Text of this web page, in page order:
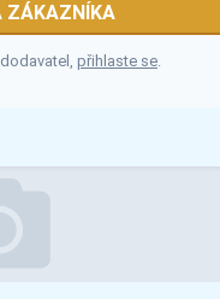
ZÁKAZNÍKA
přihlaste se.